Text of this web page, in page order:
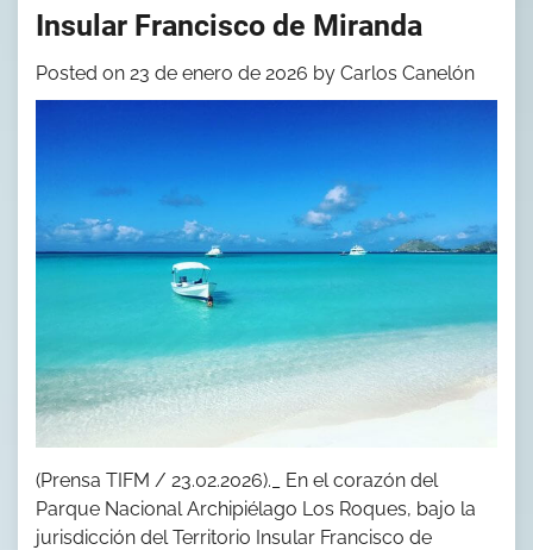
Insular Francisco de Miranda
Posted on 23 de enero de 2026 by Carlos Canelón
(Prensa TIFM / 23.02.2026)._ En el corazón del
Parque Nacional Archipiélago Los Roques, bajo la
jurisdicción del Territorio Insular Francisco de